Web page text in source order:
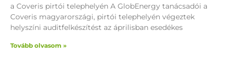
a Coveris pirtói telephelyén A GlobEnergy tanácsadói a
Coveris magyarországi, pirtói telephelyén végeztek
helyszíni auditfelkészítést az áprilisban esedékes
Tovább olvasom »